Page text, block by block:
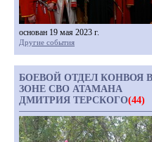
основан 19 мая 2023 г.
Другие события
БОЕВОЙ ОТДЕЛ КОНВОЯ В
ЗОНЕ СВО АТАМАНА
ДМИТРИЯ ТЕРСКОГО(44)